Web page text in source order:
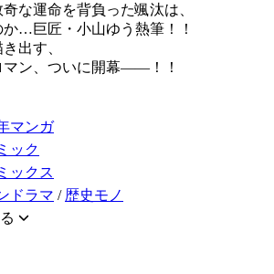
な運命を背負った颯汰は、
…巨匠・小山ゆう熱筆！！
出す、
マン、ついに開幕――！！
マンガ
ック
ックス
ドラマ / 歴史モノ